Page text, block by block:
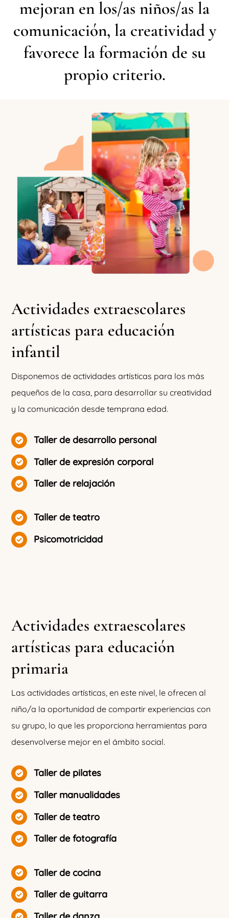
mejoran en los/as niños/as la
comunicación, la creatividad y
favorece la formación de su
propio criterio.
Actividades extraescolares
artísticas para educación
infantil
Disponemos deactividades artísticas para los más
pequeños de la casa, para desarrollar su creatividad
y la comunicación desde temprana edad.
Taller de desarrollo personal
Taller de expresión corporal
Taller de relajación
Taller de teatro
Psicomotricidad
Actividades extraescolares
artísticas para educación
primaria
Las actividades artísticas, en este nivel, le ofrecen al
niño/a la oportunidad de compartir experiencias con
su grupo, lo que les proporciona herramientas para
desenvolverse mejor en el ámbito social.
Taller de pilates
Taller manualidades
Taller de teatro
Taller de fotografía
Taller de cocina
Taller de guitarra